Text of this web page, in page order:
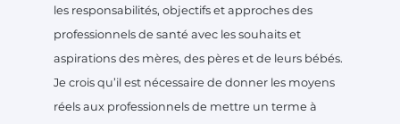
les responsabilités, objectifs et approches des
professionnels de santé avec les souhaits et
aspirations des mères, des pères et de leurs bébés.
Je crois qu’il est nécessaire de donner les moyens
réels aux professionnels de mettre un terme à